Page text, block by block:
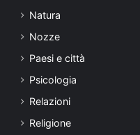
Natura
Nozze
Paesi e città
Psicologia
Relazioni
Religione